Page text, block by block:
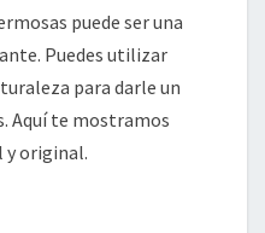
puede ser una
Puedes utilizar
para darle un
Aquí te mostramos
y original.